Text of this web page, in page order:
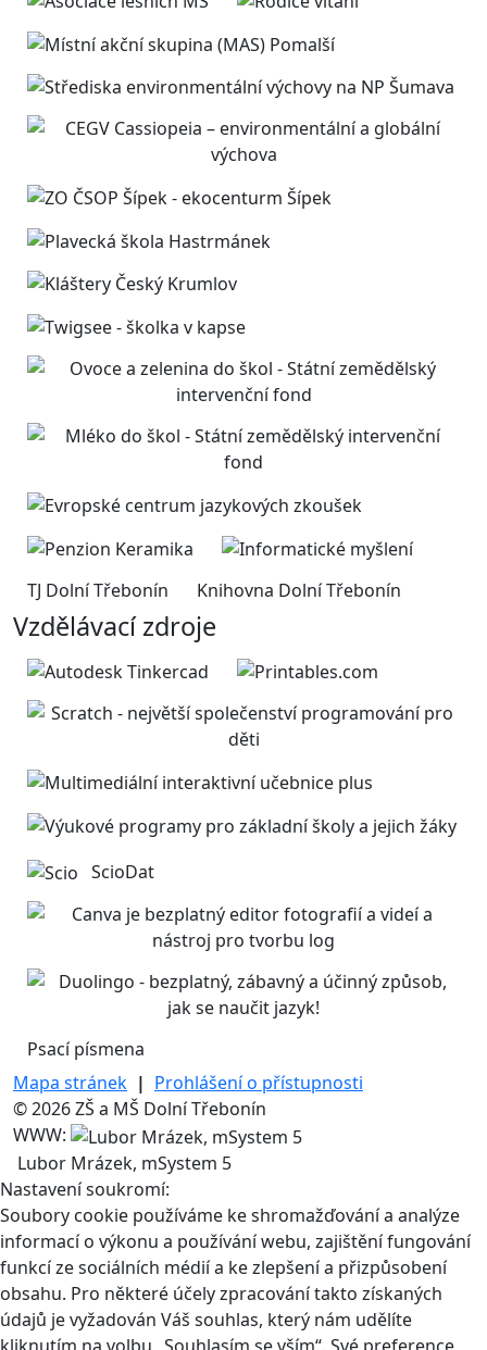
TJ Dolní Třebonín Knihovna Dolní Třebonín
Vzdělávací zdroje
ScioDat
Psací písmena
Mapa stránek | Prohlášení o přístupnosti
© 2026 ZŠ a MŠ Dolní Třebonín
WWW:
Lubor Mrázek, mSystem 5
Nastavení soukromí:
Soubory cookie používáme ke shromažďování a analýze
informací o výkonu a používání webu, zajištění fungování
funkcí ze sociálních médií a ke zlepšení a přizpůsobení
obsahu. Pro některé účely zpracování takto získaných
údajů je vyžadován Váš souhlas, který nám udělíte